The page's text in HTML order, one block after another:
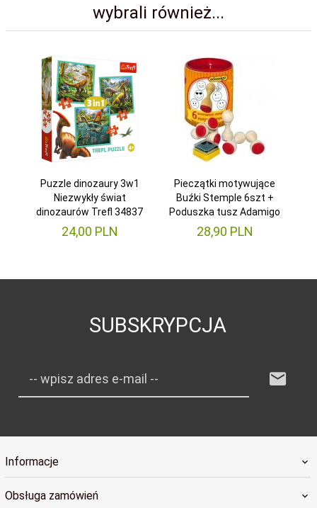
wybrali również...
Puzzle dinozaury 3w1
Niezwykły świat
dinozaurów Trefl 34837
24,00 PLN
Pieczątki motywujące
Buźki Stemple 6szt +
Poduszka tusz Adamigo
28,90 PLN
SUBSKRYPCJA
-- wpisz adres e-mail --
Informacje
Obsługa zamówień